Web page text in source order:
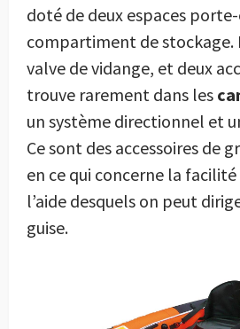
doté de deux espaces
compartiment de stockage.
valve de vidange, et deux
trouve rarement dans les
un système directionnel et
Ce sont des accessoires de
en ce qui concerne la
l’aide desquels on peut
guise.